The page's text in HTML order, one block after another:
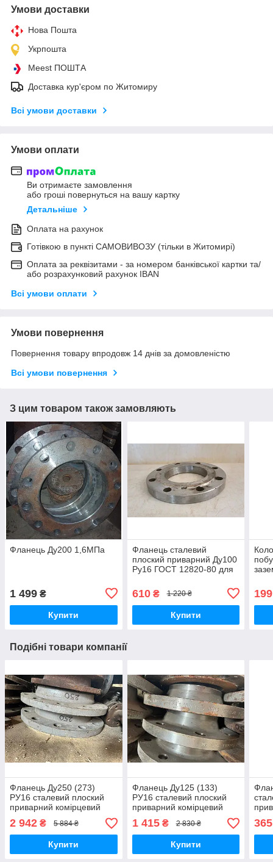
Умови доставки
Нова Пошта
Укрпошта
Meest ПОШТА
Доставка кур'єром по Житомиру
Всі умови доставки
Умови оплати
Ви отримаєте замовлення
або гроші повернуться на вашу картку
Детальніше
Оплата на рахунок
Готівкою в пункті САМОВИВОЗУ (тільки в Житомирі)
Оплата за реквізитами - за номером банківської картки та/
або розрахунковий рахунок IBAN
Всі умови оплати
Умови повернення
Повернення товару впродовж 14 днів за домовленістю
Всі умови повернення
З цим товаром також замовляють
Фланець Ду200 1,6МПа
1 499 ₴
Купити
Фланець сталевий
плоский приварний Ду100
Ру16 ГОСТ 12820-80 для
610₴ 1 220 ₴
Купити
199
Подібні товари компанії
Фланець Ду250 (273)
РУ16 сталевий плоский
приварний комірцевий
Гост 12820-80 1,6 МПа
2 942 ₴ 5 884 ₴
Купити
Фланець Ду125 (133)
РУ16 сталевий плоский
приварний комірцевий
S235JR 1,6 МПа
1 415₴ 2 830 ₴
Купити
365